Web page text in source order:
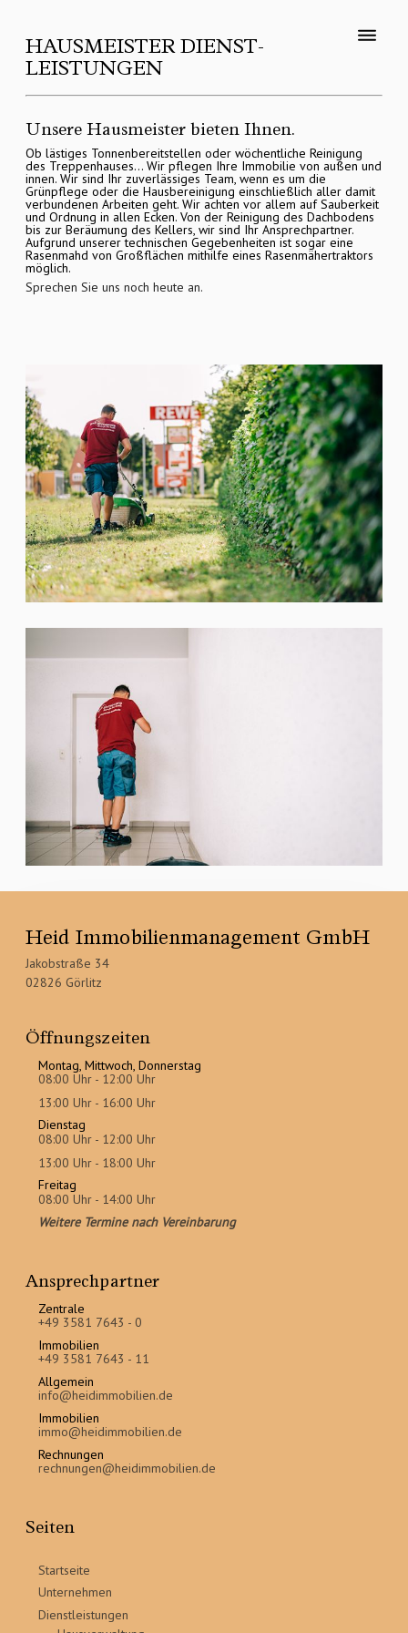
Startseite
Unternehmen
Dienstleistungen
Immobilien
Kontaktieren Sie uns!
HAUSMEISTER DIENST­
LEISTUNGEN
Unsere Hausmeister bieten Ihnen.
Ob lästiges Tonnenbereitstellen oder wöchentliche Reinigung
des Treppenhauses… Wir pflegen Ihre Immobilie von außen und
innen. Wir sind Ihr zuverlässiges Team, wenn es um die
Grünpflege oder die Hausbereinigung einschließlich aller damit
verbundenen Arbeiten geht. Wir achten vor allem auf Sauberkeit
und Ordnung in allen Ecken. Von der Reinigung des Dachbodens
bis zur Beräumung des Kellers, wir sind Ihr Ansprechpartner.
Aufgrund unserer technischen Gegebenheiten ist sogar eine
Rasenmahd von Großflächen mithilfe eines Rasenmähertraktors
möglich.
Sprechen Sie uns noch heute an.
Heid Immobilien­management GmbH
Jakobstraße 34
02826 Görlitz
Öffnungszeiten
Montag, Mittwoch, Donnerstag
08:00 Uhr - 12:00 Uhr
13:00 Uhr - 16:00 Uhr
Dienstag
08:00 Uhr - 12:00 Uhr
13:00 Uhr - 18:00 Uhr
Freitag
08:00 Uhr - 14:00 Uhr
Weitere Termine nach Vereinbarung
Ansprechpartner
Zentrale
+49 3581 7643 - 0
Immobilien
+49 3581 7643 - 11
Allgemein
info@heidimmobilien.de
Immobilien
immo@heidimmobilien.de
Rechnungen
rechnungen@heidimmobilien.de
Seiten
Startseite
Unternehmen
Dienstleistungen